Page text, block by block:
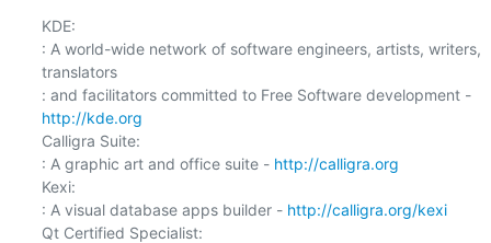
KDE:
: A world-wide network of software engineers, artists, writers,
translators
: and facilitators committed to Free Software development -
http://kde.org
Calligra Suite:
: A graphic art and office suite - http://calligra.org
Kexi:
: A visual database apps builder - http://calligra.org/kexi
Qt Certified Specialist: